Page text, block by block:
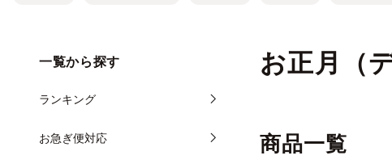
お正月（
一覧から探す
ランキング
お急ぎ便対応 商品一覧